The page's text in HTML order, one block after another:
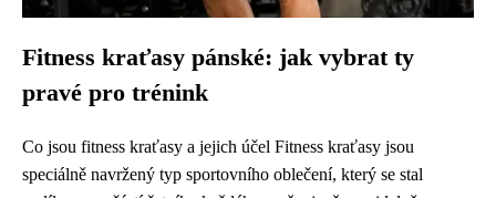
Fitness kraťasy pánské: jak vybrat ty
pravé pro trénink
Co jsou fitness kraťasy a jejich účel Fitness kraťasy jsou
speciálně navržený typ sportovního oblečení, který se stal